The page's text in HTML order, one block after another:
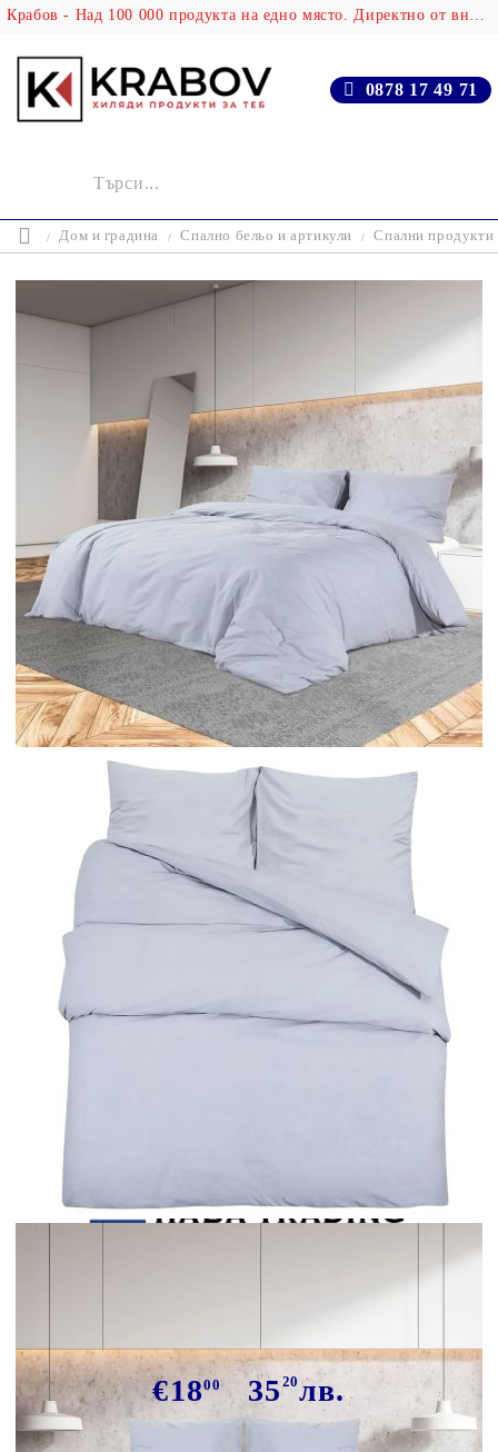
Крабов - Над 100 000 продукта на едно място. Директно от вносителя!
0878 17 49 71
Дом и градина Спално бельо и артикули Спални продукти
Комплект спално бельо сив
€1800 35 20лв.